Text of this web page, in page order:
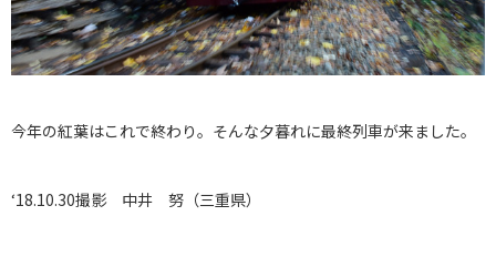
今年の紅葉はこれで終わり。そんな夕暮れに最終列車が来ました。
‘18.10.30撮影 中井 努（三重県）